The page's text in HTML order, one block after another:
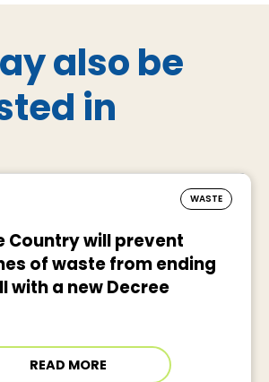
also be
in
WASTE
Country will prevent
of waste from ending
with a new Decree
READ MORE